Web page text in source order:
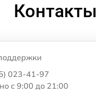
Контакты
023-41-97
с 9:00 до 21:00